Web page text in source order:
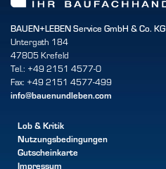
BAUEN+LEBEN Service GmbH & Co. KG
Untergath 184
47805 Krefeld
Tel.: +49 2151 4577-0
Fax: +49 2151 4577-499
info@bauenundleben.com
Lob & Kritik
Nutzungsbedingungen
Gutscheinkarte
Impressum